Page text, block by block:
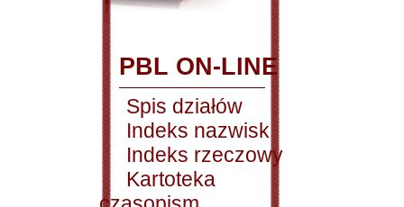
PBL ON-LINE
Spis działów
Indeks nazwisk
Indeks rzeczowy
Kartoteka